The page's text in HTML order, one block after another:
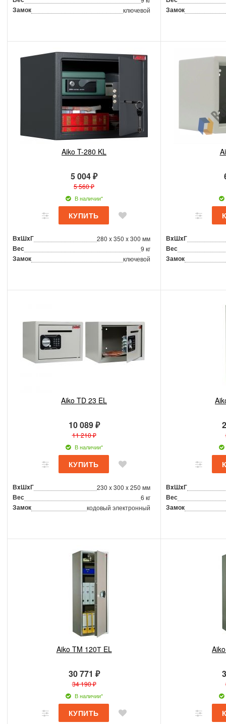
Замок ключевой
Замок
Aiko T-280 KL
5 004 ₽
5 560 ₽
В наличии*
ВxШxГ 280 x 350 x 300 мм
Вес 9 кг
Замок ключевой
ВxШxГ
Вес
Замок
Aiko TD 23 EL
10 089 ₽
11 210 ₽
В наличии*
ВxШxГ 230 x 300 x 250 мм
Вес 6 кг
Замок кодовый электронный
ВxШxГ
Вес
Замок
Aiko TM 120Т EL
30 771 ₽
34 190 ₽
В наличии*